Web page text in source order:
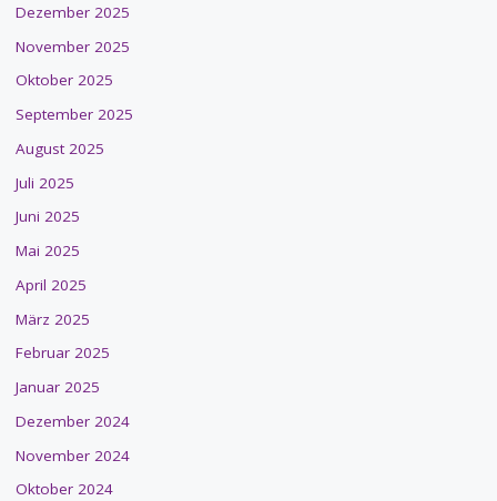
Dezember 2025
November 2025
Oktober 2025
September 2025
August 2025
Juli 2025
Juni 2025
Mai 2025
April 2025
März 2025
Februar 2025
Januar 2025
Dezember 2024
November 2024
Oktober 2024